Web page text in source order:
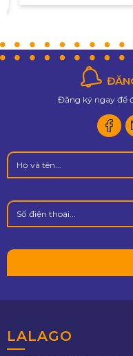
Đăng ký ngay để
LALAGO